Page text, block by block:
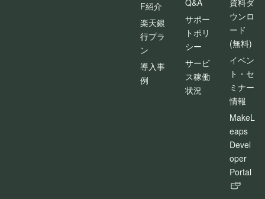
F紹介
楽天銀
行プラ
ン
導入事
例
サポー
トポリ
シー
サービ
ス稼働
状況
ウンロ
ード
(無料)
イベン
ト・セ
ミナー
情報
MakeL
eaps
Devel
oper
Portal